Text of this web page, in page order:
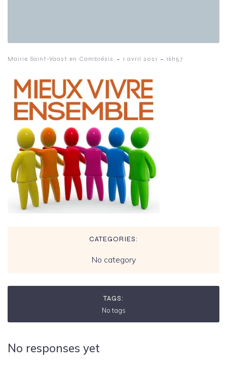
Mairie Saint-Vaast en Cambrésis - 1 avril 2021 - 16h57
CATEGORIES:
No category
TAGS:
No tags
No responses yet